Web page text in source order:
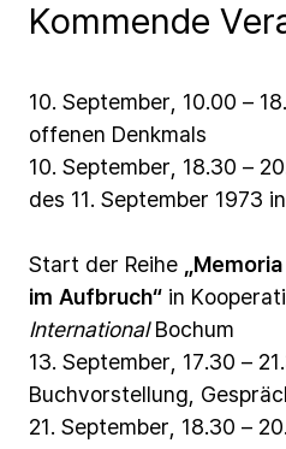
Kommende
10. September, 10.00 –
offenen Denkmals
10. September, 18.30 –
des 11. September 1973 in
Start der Reihe „Memoria
im Aufbruch“ in
International Bochum
13. September, 17.30 –
Buchvorstellung,
21. September, 18.30 –